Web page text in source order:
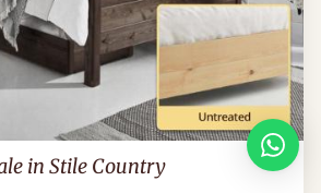
in Stile Country